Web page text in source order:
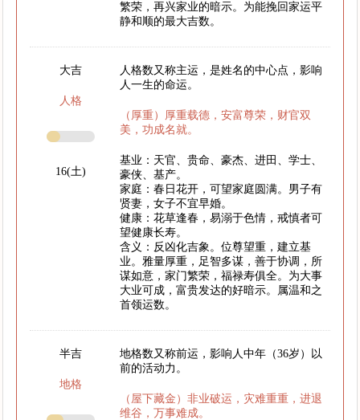
繁荣，再兴家业的暗示。为能挽回家运平
静和顺的最大吉数。
大吉
人格
16(土)
人格数又称主运，是姓名的中心点，影响
人一生的命运。
（厚重）厚重载德，安富尊荣，财官双
美，功成名就。
基业：天官、贵命、豪杰、进田、学士、
豪侠、基产。
家庭：春日花开，可望家庭圆满。男子有
贤妻，女子不宜早婚。
健康：花草逢春，易溺于色情，戒慎者可
望健康长寿。
含义：反凶化吉象。位尊望重，建立基
业。雅量厚重，足智多谋，善于协调，所
谋如意，家门繁荣，福禄寿俱全。为大事
大业可成，富贵发达的好暗示。属温和之
首领运数。
半吉
地格
地格数又称前运，影响人中年（36岁）以
前的活动力。
（屋下藏金）非业破运，灾难重重，进退
维谷，万事难成。